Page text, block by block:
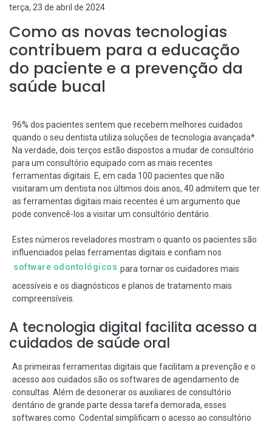
terça, 23 de abril de 2024
Como as novas tecnologias
contribuem para a educação
do paciente e a prevenção da
saúde bucal
96% dos pacientes sentem que recebem melhores cuidados
quando o seu dentista utiliza soluções de tecnologia avançada*.
Na verdade, dois terços estão dispostos a mudar de consultório
para um consultório equipado com as mais recentes
ferramentas digitais. E, em cada 100 pacientes que não
visitaram um dentista nos últimos dois anos, 40 admitem que ter
as ferramentas digitais mais recentes é um argumento que
pode convencê-los a visitar um consultório dentário.
Estes números reveladores mostram o quanto os pacientes são
influenciados pelas ferramentas digitais e confiam nos
software odontológicos para tornar os cuidadores mais
acessíveis e os diagnósticos e planos de tratamento mais
compreensíveis.
A tecnologia digital facilita acesso a
cuidados de saúde oral
As primeiras ferramentas digitais que facilitam a prevenção e o
acesso aos cuidados são os softwares de agendamento de
consultas. Além de desonerar os auxiliares de consultório
dentário de grande parte dessa tarefa demorada, esses
softwares como Codental simplificam o acesso ao consultório